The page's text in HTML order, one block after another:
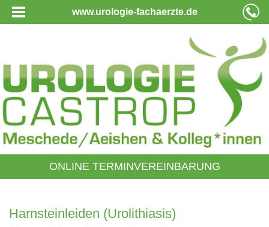
www.urologie-fachaerzte.de
ONLINE TERMINVEREINBARUNG
Harnsteinleiden (Urolithiasis)